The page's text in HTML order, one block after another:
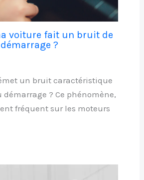
voiture fait un bruit de
?
un bruit caractéristique
? Ce phénomène,
fréquent sur les moteurs